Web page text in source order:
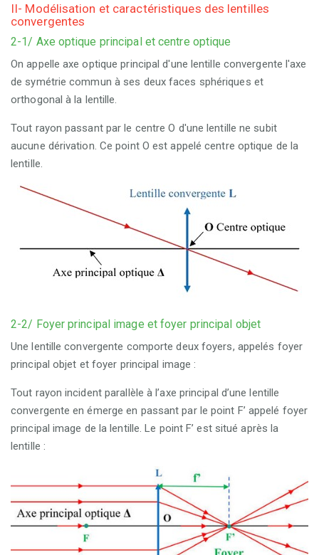
II- Modélisation et caractéristiques des lentilles
convergentes
2-1/ Axe optique principal et centre optique
On appelle axe optique principal d'une lentille convergente l'axe
de symétrie commun à ses deux faces sphériques et
orthogonal à la lentille.
Tout rayon passant par le centre O d'une lentille ne subit
aucune dérivation. Ce point O est appelé centre optique de la
lentille.
2-2/ Foyer principal image et foyer principal objet
Une lentille convergente comporte deux foyers, appelés foyer
principal objet et foyer principal image :
Tout rayon incident parallèle à l’axe principal d’une lentille
convergente en émerge en passant par le point F’ appelé foyer
principal image de la lentille. Le point F’ est situé après la
lentille :